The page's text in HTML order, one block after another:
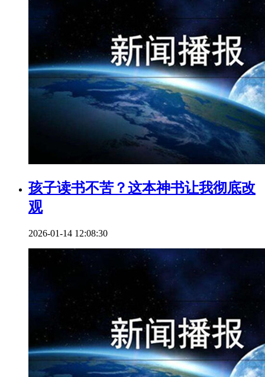
孩子读书不苦？这本神书让我彻底改
观
2026-01-14 12:08:30